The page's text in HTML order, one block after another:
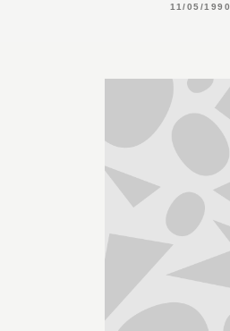
11/05/1990